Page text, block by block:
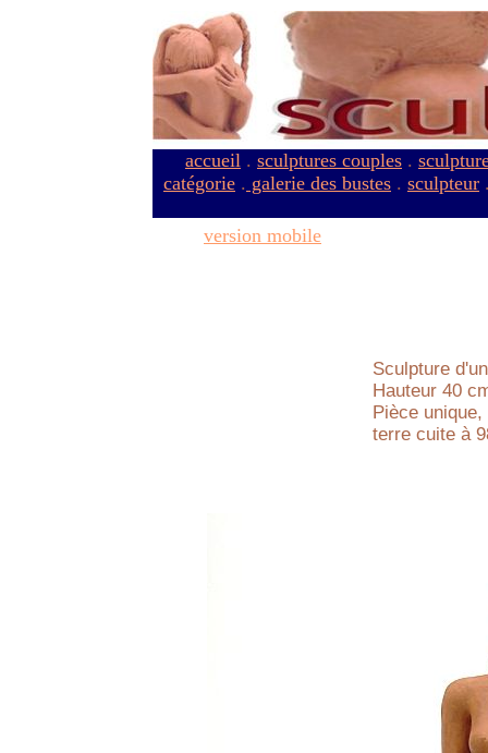
accueil . sculptures couples .
catégorie . galerie des bustes . sculpteur
version mobile
Sculpture
Hauteur 40
Pièce
terre cuite à